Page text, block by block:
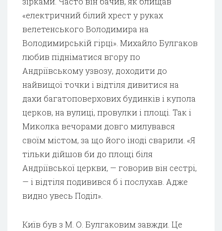
«електричний білий хрест у руках
велетенського Володимира на
Володимирській гірці». Михайло Булгаков
любив підніматися вгору по
Андріївському узвозу, доходити до
найвищої точки і відтіля дивитися на
дахи багатоповерхових будинків і купола
церков, на вулиці, провулки і площі. Так і
Миколка вечорами довго милувався
своїм містом, за що його іноді сварили. «Я
тільки дійшов би до площі біля
Андріївської церкви, — говорив він сестрі,
— і відтіля подивився б і послухав. Адже
видно увесь Поділ».
Київ був з М. О. Булгаковим завжди. Це